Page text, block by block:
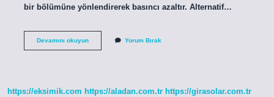
bir bölümüne yönlendirerek basıncı azaltır. Alternatif…
Devamını okuyunBeyin
Yorum Bırak
https://eksimik.com https://aladan.com.tr https://girasolar.com.tr